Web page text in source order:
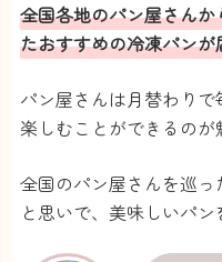
全国各地のパン屋さん
たおすすめの冷凍パンが
パン屋さんは月替わり
楽しむことができるのが
全国のパン屋さんを巡
と思いで、美味しいパン